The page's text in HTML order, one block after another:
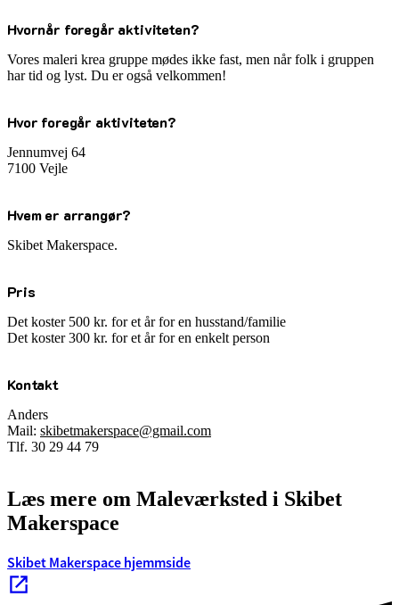
Hvornår foregår aktiviteten?
Vores maleri krea gruppe mødes ikke fast, men når folk i gruppen
har tid og lyst. Du er også velkommen!
Hvor foregår aktiviteten?
Jennumvej 64
7100 Vejle
Hvem er arrangør?
Skibet Makerspace.
Pris
Det koster 500 kr. for et år for en husstand/familie
Det koster 300 kr. for et år for en enkelt person
Kontakt
Anders
Mail: skibetmakerspace@gmail.com
Tlf. 30 29 44 79
Læs mere om Maleværksted i Skibet
Makerspace
Skibet Makerspace hjemmside